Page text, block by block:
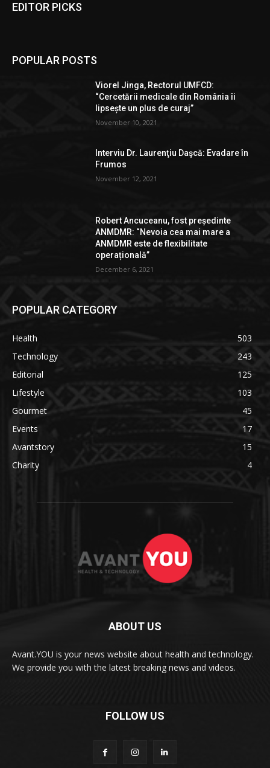
EDITOR PICKS
POPULAR POSTS
Viorel Jinga, Rectorul UMFCD:
“Cercetării medicale din România îi
lipsește un plus de curaj”
November 10, 2021
Interviu Dr. Laurenţiu Daşcă: Evadare în
Frumos
November 12, 2021
Robert Ancuceanu, fost președinte
ANMDMR: “Nevoia cea mai mare a
ANMDMR este de flexibilitate
operațională”
December 6, 2021
POPULAR CATEGORY
Health
503
Technology
243
Editorial
125
Lifestyle
103
Gourmet
45
Events
17
Avantstory
15
Charity
4
ABOUT US
Avant.YOU is your news website about health and technology.
We provide you with the latest breaking news and videos.
FOLLOW US